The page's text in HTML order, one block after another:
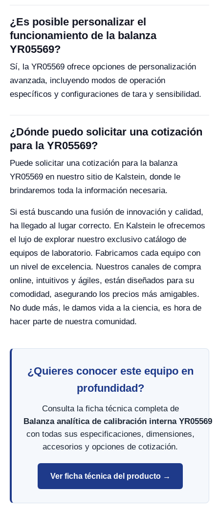
¿Es posible personalizar el
funcionamiento de la balanza
YR05569?
Sí, la YR05569 ofrece opciones de personalización
avanzada, incluyendo modos de operación
específicos y configuraciones de tara y sensibilidad.
¿Dónde puedo solicitar una cotización
para la YR05569?
Puede solicitar una cotización para la balanza
YR05569 en nuestro sitio de Kalstein, donde le
brindaremos toda la información necesaria.
Si está buscando una fusión de innovación y calidad,
ha llegado al lugar correcto. En Kalstein le ofrecemos
el lujo de explorar nuestro exclusivo catálogo de
equipos de laboratorio. Fabricamos cada equipo con
un nivel de excelencia. Nuestros canales de compra
online, intuitivos y ágiles, están diseñados para su
comodidad, asegurando los precios más amigables.
No dude más, le damos vida a la ciencia, es hora de
hacer parte de nuestra comunidad.
¿Quieres conocer este equipo en
profundidad?
Consulta la ficha técnica completa de
Balanza analítica de calibración interna YR05569
con todas sus especificaciones, dimensiones,
accesorios y opciones de cotización.
Ver ficha técnica del producto →